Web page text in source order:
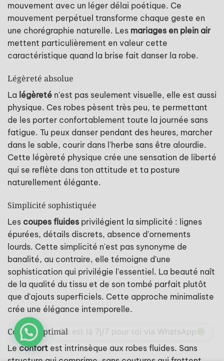
mouvement avec un léger délai poétique. Ce
mouvement perpétuel transforme chaque geste en
une chorégraphie naturelle. Les mariages en plein air
mettent particulièrement en valeur cette
caractéristique quand la brise fait danser la robe.
Légèreté absolue
La légèreté n'est pas seulement visuelle, elle est aussi
physique. Ces robes pèsent très peu, te permettant
de les porter confortablement toute la journée sans
fatigue. Tu peux danser pendant des heures, marcher
dans le sable, courir dans l'herbe sans être alourdie.
Cette légèreté physique crée une sensation de liberté
qui se reflète dans ton attitude et ta posture
naturellement élégante.
Simplicité sophistiquée
Les coupes fluides privilégient la simplicité : lignes
épurées, détails discrets, absence d'ornements
lourds. Cette simplicité n'est pas synonyme de
banalité, au contraire, elle témoigne d'une
sophistication qui privilégie l'essentiel. La beauté naît
de la qualité du tissu et de son tombé parfait plutôt
que d'ajouts superficiels. Cette approche minimaliste
crée une élégance intemporelle.
Confort optimal
Le confort est intrinsèque aux robes fluides. Sans